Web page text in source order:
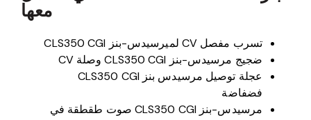
معها
تسرب مفصل CV لميرسيدس-بنز CLS350 CGI
ضجيج مرسيدس-بنز CLS350 CGI وصلة CV
عجلة توصيل مرسيدس بنز CLS350 CGI
فضفاضة
مرسيدس-بنز CLS350 CGI صوت طقطقة في